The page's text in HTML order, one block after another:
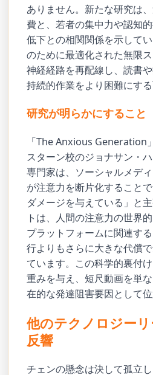
ありません。新たな研究は
費と、若者の集中力や認知
低下との相関関係を示して
のために最適化された無限ス
神経経路を再配線し、読書
持続的作業をより困難にする
研究が明らかにすること
「The Anxious Generation
スターン校のジョナサン・
専門家は、ソーシャルメデ
が注意力を断片化すること
ダメージを与えている」と
トは、人間の注意力の世界
プラットフォームに関連す
行よりもさらに大きな代償
ています。この科学的裏付
重みを与え、短尺動画を単
在的な発達阻害要因として位
他のテクノロジー
反響
チェンの懸念は決して孤立